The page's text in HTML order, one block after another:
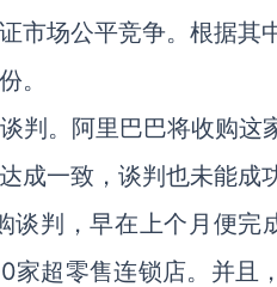
市场公平竞争。根据其
。
判。阿里巴巴将收购这
成一致，谈判也未能成功
谈判，早在上个月便完
超零售连锁店。并且